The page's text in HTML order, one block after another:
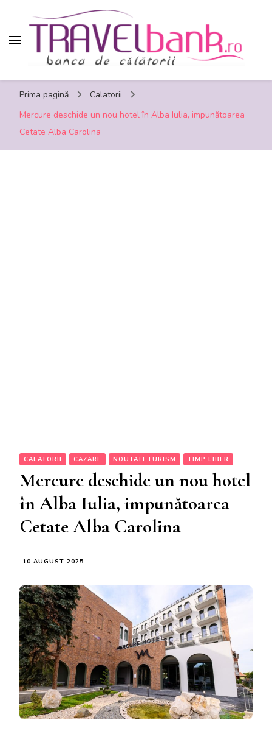
TravelBank.ro – calatorii, turism, distractie,
shopping, timp liber
Prima pagină
Calatorii
Mercure deschide un nou hotel în Alba Iulia, impunătoarea
Cetate Alba Carolina
CALATORII CAZARE NOUTATI TURISM TIMP LIBER
Mercure deschide un nou hotel
în Alba Iulia, impunătoarea
Cetate Alba Carolina
10 AUGUST 2025